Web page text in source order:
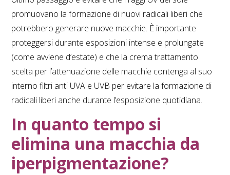
promuovano la formazione di nuovi radicali liberi che
potrebbero generare nuove macchie. È importante
proteggersi durante esposizioni intense e prolungate
(come avviene d’estate) e che la crema trattamento
scelta per l’attenuazione delle macchie contenga al suo
interno filtri anti UVA e UVB per evitare la formazione di
radicali liberi anche durante l’esposizione quotidiana.
In quanto tempo si
elimina una macchia da
iperpigmentazione?